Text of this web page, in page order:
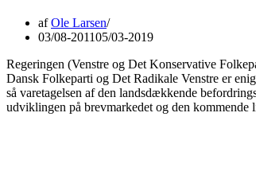
afOle Larsen
03/08-201105/03-2019
Regeringen (Venstre og Det Konservative
Dansk Folkeparti og Det Radikale Venstre er
så varetagelsen af den landsdækkende
udviklingen på brevmarkedet og den kommende